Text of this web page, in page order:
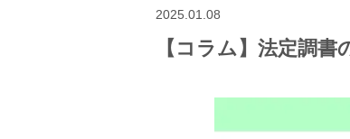
2025.01.08
【コラム】法定調